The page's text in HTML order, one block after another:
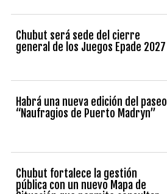
Chubut será sede del cierre
general de los Juegos Epade 2027
Habrá una nueva edición del paseo
“Naufragios de Puerto Madryn”
Chubut fortalece la gestión
pública con un nuevo Mapa de